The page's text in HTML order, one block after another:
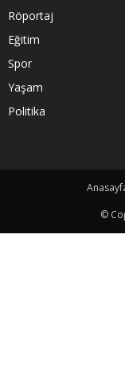
Röportaj
Eğitim
Spor
Yaşam
Politika
©